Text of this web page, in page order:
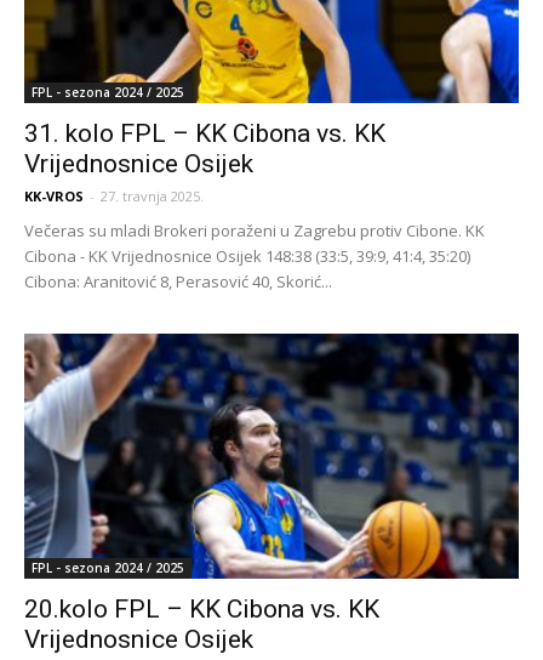
FPL - sezona 2024 / 2025
31. kolo FPL – KK Cibona vs. KK
Vrijednosnice Osijek
KK-VROS - 27. travnja 2025.
Večeras su mladi Brokeri poraženi u Zagrebu protiv Cibone. KK
Cibona - KK Vrijednosnice Osijek 148:38 (33:5, 39:9, 41:4, 35:20)
Cibona: Aranitović 8, Perasović 40, Skorić...
FPL - sezona 2024 / 2025
20.kolo FPL – KK Cibona vs. KK
Vrijednosnice Osijek